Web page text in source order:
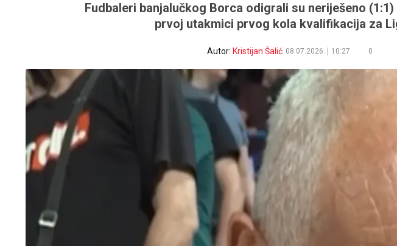
Fudbaleri banjalučkog Borca odigrali su neriješeno
prvoj utakmici prvog kola kvalifikacija za
Autor: Kristijan Šalić 08.07.2026. 10:27 0